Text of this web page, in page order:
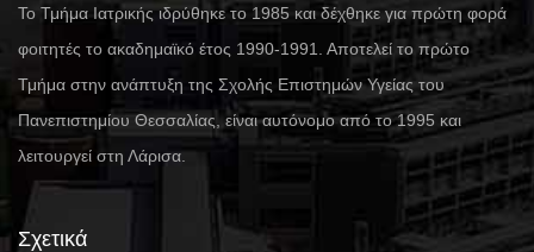
Το Τμήμα Ιατρικής ιδρύθηκε το 1985 και δέχθηκε για πρώτη φορά
φοιτητές το ακαδημαϊκό έτος 1990-1991. Αποτελεί το πρώτο
Τμήμα στην ανάπτυξη της Σχολής Επιστημών Υγείας του
Πανεπιστημίου Θεσσαλίας, είναι αυτόνομο από το 1995 και
λειτουργεί στη Λάρισα.
Σχετικά